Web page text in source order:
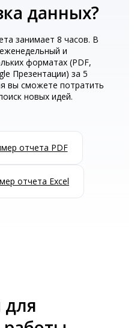
данных?
занимает 8 часов. В
и
форматах (PDF,
Презентации) за 5
вы сможете потратить
новых идей.
отчета PDF
отчета Excel